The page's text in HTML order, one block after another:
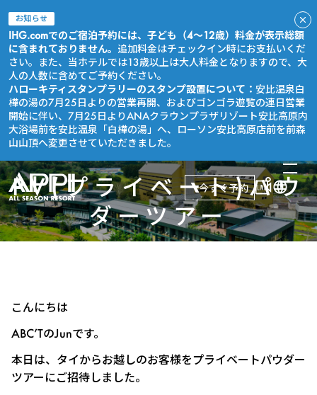
お知らせ
IHG.comでのご宿泊予約には、子ども（4～12歳）料金が表示総額
に含まれておりません。 追加料金はチェックイン時にお支払いくだ
さい。また、当ホテルでは13歳以上は大人料金となりますので、大
人の人数に含めてご予約ください。
ハローキティスタンプラリーのスタンプ設置について： 安比温泉白
樺の湯の7月25日よりの営業再開、およびゴンゴラ遊覧の連日営業
開始に伴い、7月25日よりANAクラウンプラザリゾート安比高原内
大浴場前を安比温泉「白樺の湯」へ、ローソン安比高原店前を前森
山山頂へ変更させていただきました。
今すぐ予約
PV(プライベート)パウ
ダーツアー
こんにちは
ABC’TのJunです。
本日は、タイからお越しのお客様をプライベートパウダー
ツアーにご招待しました。